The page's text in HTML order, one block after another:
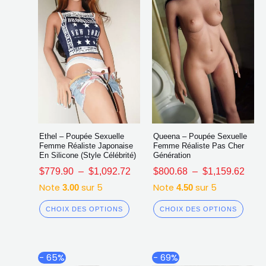
Ethel – Poupée Sexuelle
Femme Réaliste Japonaise
En Silicone (Style Célébrité)
$779.90 – $1,092.72
Note 3.00sur 5
CHOIX DES OPTIONS
choisies
produit
Queena – Poupée Sexuelle
Femme Réaliste Pas Cher
Génération
$800.68 – $1,159.62
Note 4.50sur 5
CHOIX DES OPTIONS
- 65%
Plage- 69%